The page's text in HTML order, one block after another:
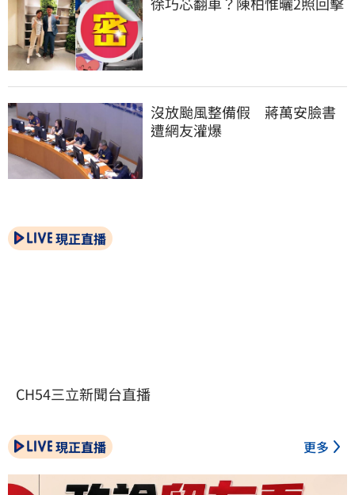
沒放颱風整備假　蔣萬安臉書
遭網友灌爆
現正直播
CH54三立新聞台直播
現正直播 更多